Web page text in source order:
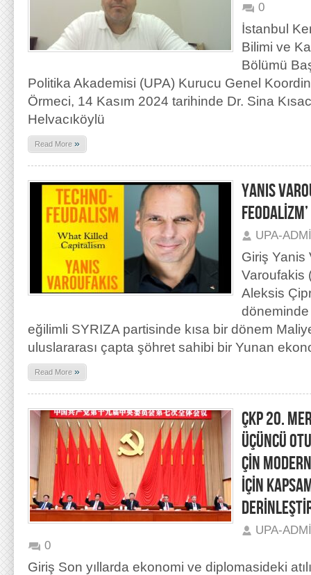
0
İstanbul
Bilimi ve
Bölümü
Politika Akademisi (UPA) Kurucu Genel
Örmeci, 14 Kasım 2024 tarihinde Dr. Sina
Helvacıköylü
Read More »
YANIS
FEODALİZM’
UPA-
Giriş Yanis
Varoufakis
Aleksis
döneminde
eğilimli SYRIZA partisinde kısa bir dönem
uluslararası çapta şöhret sahibi bir Yunan
Read More »
ÇKP 20.
ÜÇÜNCÜ
ÇİN
İÇİN
UPA-
0
Giriş Son yıllarda ekonomi ve diplomasideki